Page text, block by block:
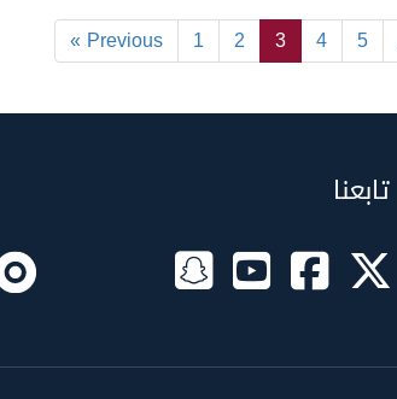
« Previous 1 2 3 4 5
تابعنا